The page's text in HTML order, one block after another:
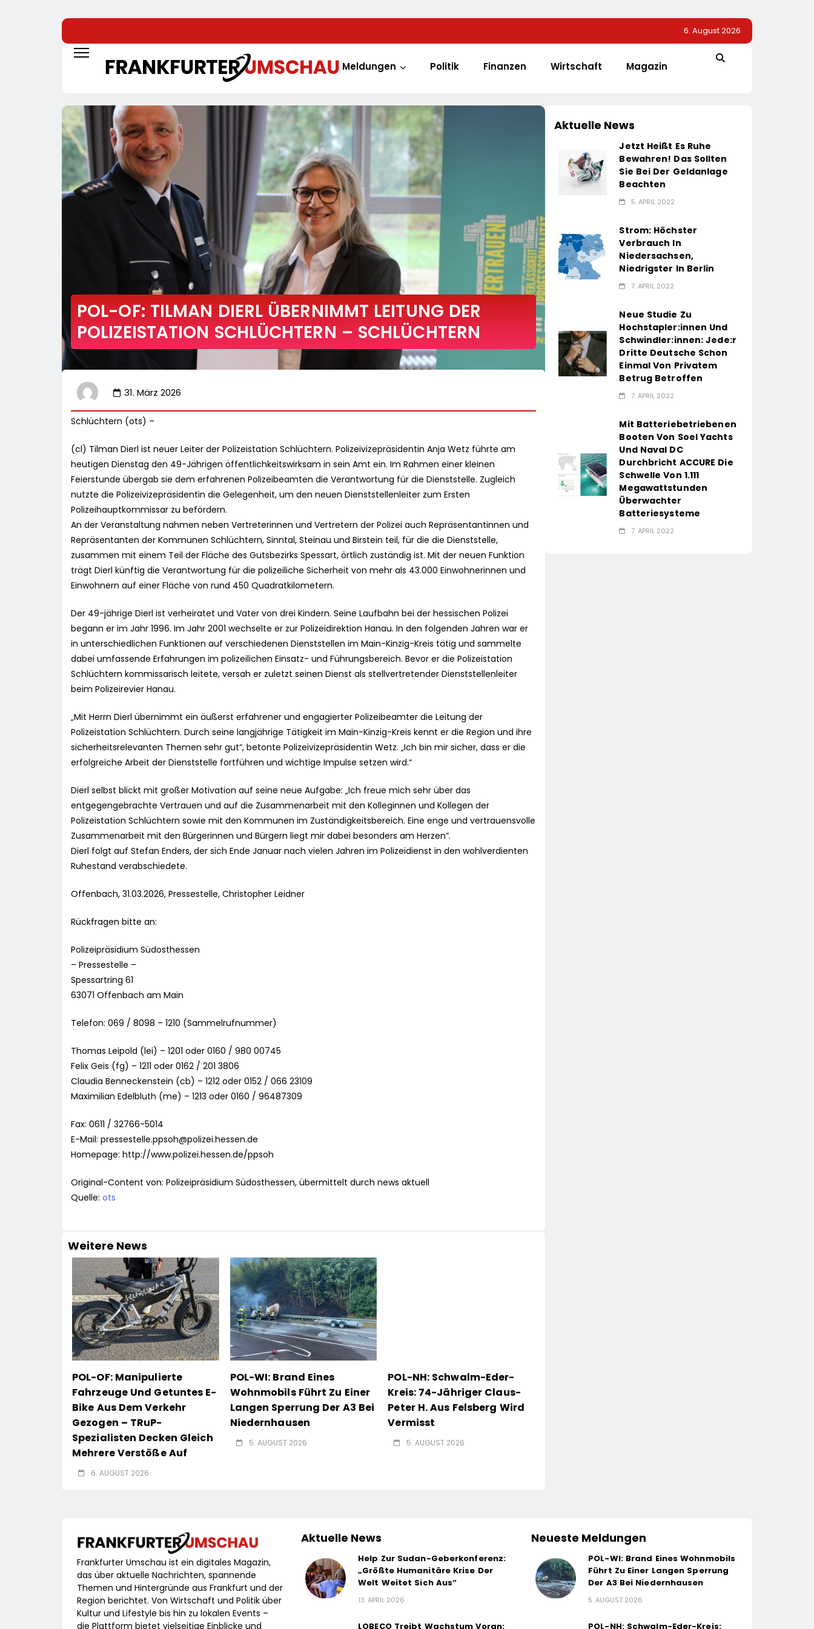
6. August 2026
Meldungen Politik Finanzen Wirtschaft Magazin
POL-OF: TILMAN DIERL ÜBERNIMMT LEITUNG DER
POLIZEISTATION SCHLÜCHTERN – SCHLÜCHTERN
31. März 2026
Schlüchtern (ots) –
(cl) Tilman Dierl ist neuer Leiter der Polizeistation Schlüchtern. Polizeivizepräsidentin Anja Wetz führte am
heutigen Dienstag den 49-Jährigen öffentlichkeitswirksam in sein Amt ein. Im Rahmen einer kleinen
Feierstunde übergab sie dem erfahrenen Polizeibeamten die Verantwortung für die Dienststelle. Zugleich
nutzte die Polizeivizepräsidentin die Gelegenheit, um den neuen Dienststellenleiter zum Ersten
Polizeihauptkommissar zu befördern.
An der Veranstaltung nahmen neben Vertreterinnen und Vertretern der Polizei auch Repräsentantinnen und
Repräsentanten der Kommunen Schlüchtern, Sinntal, Steinau und Birstein teil, für die die Dienststelle,
zusammen mit einem Teil der Fläche des Gutsbezirks Spessart, örtlich zuständig ist. Mit der neuen Funktion
trägt Dierl künftig die Verantwortung für die polizeiliche Sicherheit von mehr als 43.000 Einwohnerinnen und
Einwohnern auf einer Fläche von rund 450 Quadratkilometern.
Der 49-jährige Dierl ist verheiratet und Vater von drei Kindern. Seine Laufbahn bei der hessischen Polizei
begann er im Jahr 1996. Im Jahr 2001 wechselte er zur Polizeidirektion Hanau. In den folgenden Jahren war er
in unterschiedlichen Funktionen auf verschiedenen Dienststellen im Main-Kinzig-Kreis tätig und sammelte
dabei umfassende Erfahrungen im polizeilichen Einsatz- und Führungsbereich. Bevor er die Polizeistation
Schlüchtern kommissarisch leitete, versah er zuletzt seinen Dienst als stellvertretender Dienststellenleiter
beim Polizeirevier Hanau.
„Mit Herrn Dierl übernimmt ein äußerst erfahrener und engagierter Polizeibeamter die Leitung der
Polizeistation Schlüchtern. Durch seine langjährige Tätigkeit im Main-Kinzig-Kreis kennt er die Region und ihre
sicherheitsrelevanten Themen sehr gut“, betonte Polizeivizepräsidentin Wetz. „Ich bin mir sicher, dass er die
erfolgreiche Arbeit der Dienststelle fortführen und wichtige Impulse setzen wird.“
Dierl selbst blickt mit großer Motivation auf seine neue Aufgabe: „Ich freue mich sehr über das
entgegengebrachte Vertrauen und auf die Zusammenarbeit mit den Kolleginnen und Kollegen der
Polizeistation Schlüchtern sowie mit den Kommunen im Zuständigkeitsbereich. Eine enge und vertrauensvolle
Zusammenarbeit mit den Bürgerinnen und Bürgern liegt mir dabei besonders am Herzen“.
Dierl folgt auf Stefan Enders, der sich Ende Januar nach vielen Jahren im Polizeidienst in den wohlverdienten
Ruhestand verabschiedete.
Offenbach, 31.03.2026, Pressestelle, Christopher Leidner
Rückfragen bitte an:
Polizeipräsidium Südosthessen
– Pressestelle –
Spessartring 61
63071 Offenbach am Main
Telefon: 069 / 8098 – 1210 (Sammelrufnummer)
Thomas Leipold (lei) – 1201 oder 0160 / 980 00745
Felix Geis (fg) – 1211 oder 0162 / 201 3806
Claudia Benneckenstein (cb) – 1212 oder 0152 / 066 23109
Maximilian Edelbluth (me) – 1213 oder 0160 / 96487309
Fax: 0611 / 32766-5014
E-Mail: pressestelle.ppsoh@polizei.hessen.de
Homepage: http://www.polizei.hessen.de/ppsoh
Original-Content von: Polizeipräsidium Südosthessen, übermittelt durch news aktuell
Quelle: ots
Weitere News
POL-OF: Manipulierte
Fahrzeuge Und Getuntes E-
Bike Aus Dem Verkehr
Gezogen – TRuP-
Spezialisten Decken Gleich
Mehrere Verstöße Auf
6. AUGUST 2026
POL-WI: Brand Eines
Wohnmobils Führt Zu Einer
Langen Sperrung Der A3 Bei
Niedernhausen
5. AUGUST 2026
POL-NH: Schwalm-Eder-
Kreis: 74-Jähriger Claus-
Peter H. Aus Felsberg Wird
Vermisst
5. AUGUST 2026
Aktuelle News
Jetzt Heißt Es Ruhe
Bewahren! Das Sollten
Sie Bei Der Geldanlage
Beachten
5. APRIL 2022
Strom: Höchster
Verbrauch In
Niedersachsen,
Niedrigster In Berlin
7. APRIL 2022
Neue Studie Zu
Hochstapler:innen Und
Schwindler:innen: Jede:r
Dritte Deutsche Schon
Einmal Von Privatem
Betrug Betroffen
7. APRIL 2022
Mit Batteriebetriebenen
Booten Von Soel Yachts
Und Naval DC
Durchbricht ACCURE Die
Schwelle Von 1.111
Megawattstunden
Überwachter
Batteriesysteme
7. APRIL 2022
Frankfurter Umschau ist ein digitales Magazin,
das über aktuelle Nachrichten, spannende
Themen und Hintergründe aus Frankfurt und der
Region berichtet. Von Wirtschaft und Politik über
Kultur und Lifestyle bis hin zu lokalen Events –
die Plattform bietet vielseitige Einblicke und
Aktuelle News
Help Zur Sudan-Geberkonferenz:
„Größte Humanitäre Krise Der
Welt Weitet Sich Aus“
13. APRIL 2026
LOBECO Treibt Wachstum Voran:
Neueste Meldungen
POL-WI: Brand Eines Wohnmobils
Führt Zu Einer Langen Sperrung
Der A3 Bei Niedernhausen
5. AUGUST 2026
POL-NH: Schwalm-Eder-Kreis: